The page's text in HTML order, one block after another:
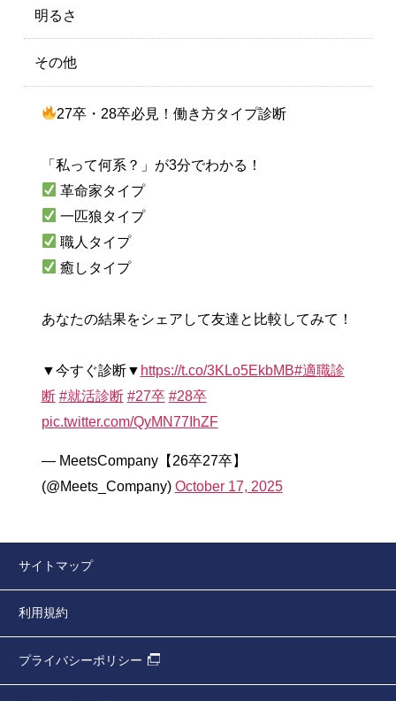
明るさ
その他
27卒・28卒必見！働き方タイプ診断
「私って何系？」が3分でわかる！
革命家タイプ
一匹狼タイプ
職人タイプ
癒しタイプ
あなたの結果をシェアして友達と比較してみて！
▼今すぐ診断▼ https://t.co/3KLo5EkbMB#適職診
断 #就活診断 #27卒 #28卒
pic.twitter.com/QyMN77IhZF
— MeetsCompany【26卒27卒】
(@Meets_Company) October 17, 2025
サイトマップ
利用規約
プライバシーポリシー